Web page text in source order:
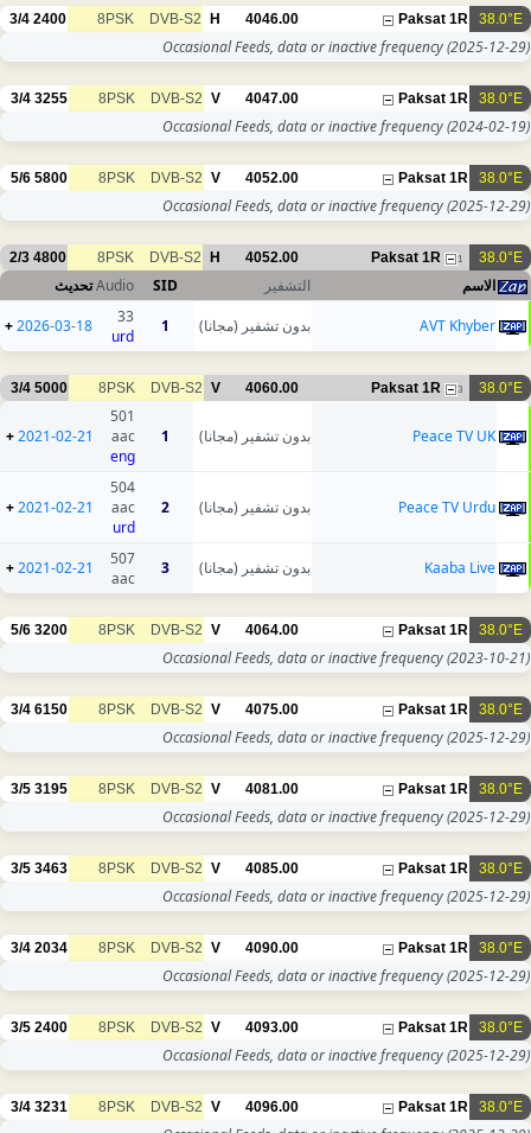
38.0°E
Paksat 1R
4046.00
H
DVB-S2
8PSK
2400
3/4
Occasional Feeds, data or inactive frequency(2025-12-29)
38.0°E
Paksat 1R
4047.00
V
DVB-S2
8PSK
3255
3/4
Occasional Feeds, data or inactive frequency(2024-02-19)
38.0°E
Paksat 1R
4052.00
V
DVB-S2
8PSK
5800
5/6
Occasional Feeds, data or inactive frequency(2025-12-29)
38.0°E
Paksat 1R 1
4052.00
H
DVB-S2
8PSK
4800
2/3
الاسم التشفير SID
Audioتحديث
AVT Khyber
بدون تشفير (مجانا) 1
33
urd
2026-03-18
+
38.0°E
Paksat 1R 3
4060.00
V
DVB-S2
8PSK
5000
3/4
Peace TV UK بدون تشفير (مجانا) 1
501
aac
eng
2021-02-21
+
Peace TV Urdu بدون تشفير (مجانا) 2
504
aac
urd
2021-02-21
+
Kaaba Live بدون تشفير (مجانا) 3
507
aac
2021-02-21
+
38.0°E
Paksat 1R
4064.00
V
DVB-S2
8PSK
3200
5/6
Occasional Feeds, data or inactive frequency(2023-10-21)
38.0°E
Paksat 1R
4075.00
V
DVB-S2
8PSK
6150
3/4
Occasional Feeds, data or inactive frequency(2025-12-29)
38.0°E
Paksat 1R
4081.00
V
DVB-S2
8PSK
3195
3/5
Occasional Feeds, data or inactive frequency(2025-12-29)
38.0°E
Paksat 1R
4085.00
V
DVB-S2
8PSK
3463
3/5
Occasional Feeds, data or inactive frequency(2025-12-29)
38.0°E
Paksat 1R
4090.00
V
DVB-S2
8PSK
2034
3/4
Occasional Feeds, data or inactive frequency(2025-12-29)
38.0°E
Paksat 1R
4093.00
V
DVB-S2
8PSK
2400
3/5
Occasional Feeds, data or inactive frequency(2025-12-29)
38.0°E
Paksat 1R
4096.00
V
DVB-S2
8PSK
3231
3/4